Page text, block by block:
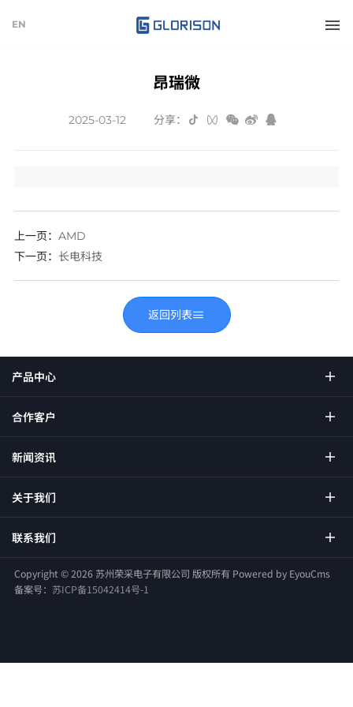
EN
昂瑞微
2025-03-12 分享：
上一页： AMD
下一页： 长电科技
返回列表
产品中心
合作客户
新闻资讯
关于我们
联系我们
Copyright ©2026 苏州荣采电子有限公司 版权所有Powered by EyouCms
备案号： 苏ICP备15042414号-1